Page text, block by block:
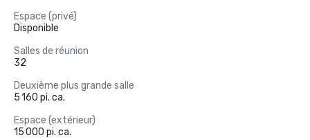
Espace (privé)
Disponible
Salles de réunion
32
Deuxième plus grande salle
5 160 pi. ca.
Espace (extérieur)
15 000 pi. ca.